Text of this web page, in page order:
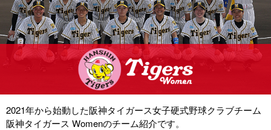
2021年から始動した阪神タイガース女子硬式野球クラブチーム
阪神タイガース Womenのチーム紹介です。